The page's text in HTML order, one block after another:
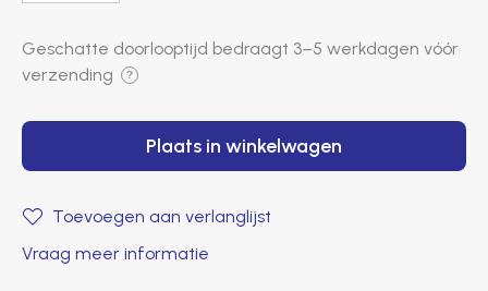
Geschatte doorlooptijd bedraagt ​​ 3–5 werkdagen vóór
verzending
?
Plaats in winkelwagen
Toevoegen aan verlanglijst
Vraag meer informatie